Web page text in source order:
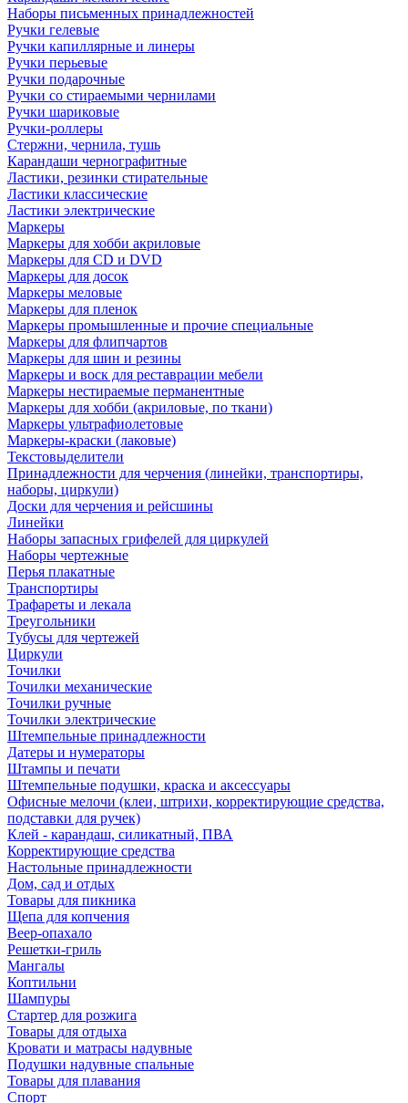
Наборы письменных принадлежностей
Ручки гелевые
Ручки капиллярные и линеры
Ручки перьевые
Ручки подарочные
Ручки со стираемыми чернилами
Ручки шариковые
Ручки-роллеры
Стержни, чернила, тушь
Карандаши чернографитные
Ластики, резинки стирательные
Ластики классические
Ластики электрические
Маркеры
Маркеры для хобби акриловые
Маркеры для CD и DVD
Маркеры для досок
Маркеры меловые
Маркеры для пленок
Маркеры промышленные и прочие специальные
Маркеры для флипчартов
Маркеры для шин и резины
Маркеры и воск для реставрации мебели
Маркеры нестираемые перманентные
Маркеры для хобби (акриловые, по ткани)
Маркеры ультрафиолетовые
Маркеры-краски (лаковые)
Текстовыделители
Принадлежности для черчения (линейки, транспортиры,
наборы, циркули)
Доски для черчения и рейсшины
Линейки
Наборы запасных грифелей для циркулей
Наборы чертежные
Перья плакатные
Транспортиры
Трафареты и лекала
Треугольники
Тубусы для чертежей
Циркули
Точилки
Точилки механические
Точилки ручные
Точилки электрические
Штемпельные принадлежности
Датеры и нумераторы
Штампы и печати
Штемпельные подушки, краска и аксессуары
Офисные мелочи (клеи, штрихи, корректирующие средства,
подставки для ручек)
Клей - карандаш, силикатный, ПВА
Корректирующие средства
Настольные принадлежности
Дом, сад и отдых
Товары для пикника
Щепа для копчения
Веер-опахало
Решетки-гриль
Мангалы
Коптильни
Шампуры
Стартер для розжига
Товары для отдыха
Кровати и матрасы надувные
Подушки надувные спальные
Товары для плавания
Спорт